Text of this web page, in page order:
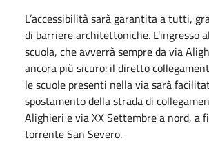
L’accessibilità sarà garantita a tutti,
di barriere architettoniche. L’ingresso
scuola, che avverrà sempre da via
ancora più sicuro: il diretto
le scuole presenti nella via sarà
spostamento della strada di
Alighieri e via XX Settembre a nord, a
torrente San Severo.